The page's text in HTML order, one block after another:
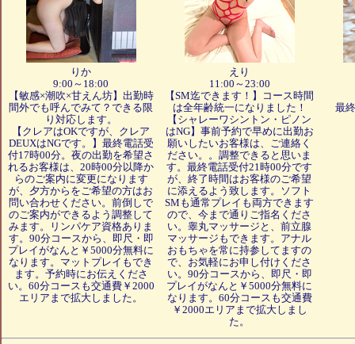
りか
9:00～18:00
【敏感×潮吹×甘えん坊】出勤時
間外でも呼んでみて？できる限
り対応します。
【クレアはOKですが、クレア
DEUXはNGです。】最終電話受
付17時00分。夜の出勤を希望さ
れるお客様は、20時00分以降か
らのご案内に変更になります
が、夕方からをご希望の方はお
問い合わせください。前倒しで
のご案内ができるよう調整して
みます。リンパケア資格ありま
す。90分コースから、即尺・即
プレイがなんと￥5000分無料に
なります。マットプレイもでき
ます。予約時にお伝えくださ
い。60分コースも交通費￥2000
エリアまで拡大しました。
えり
11:00～23:00
【SM迄できます！】コース時間
は全年齢統一になりました！
【シャレーワシントン・ピノン
はNG】事前予約で早めに出勤お
願いしたいお客様は、ご連絡く
ださい。。調整できると思いま
す。最終電話受付21時00分です
が、終了時間はお客様のご希望
に添えるよう致します。ソフト
SMも通常プレイも両方できます
ので、今まで通りご指名くださ
い。睾丸マッサージと、前立腺
マッサージもできます。アナル
おもちゃを常に持参してますの
で、お気軽にお申し付けくださ
い。90分コースから、即尺・即
プレイがなんと￥5000分無料に
なります。60分コースも交通費
￥2000エリアまで拡大しまし
た。
最